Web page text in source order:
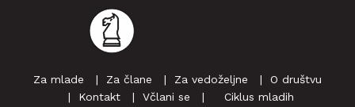
Za mlade Za člane Za vedoželjne
O društvu
Kontakt
Včlani se
‎ ‎‎ ‎ Ciklus mladih